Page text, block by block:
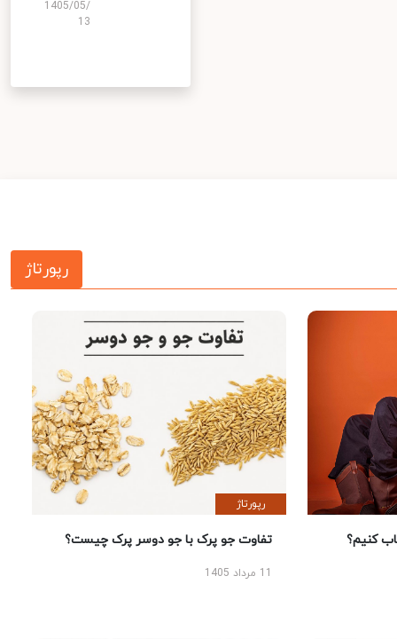
1405/05/
13
رپورتاژ
کنیم؟
رپورتاژ
تفاوت جو پرک با جو دوسر پرک چیست؟